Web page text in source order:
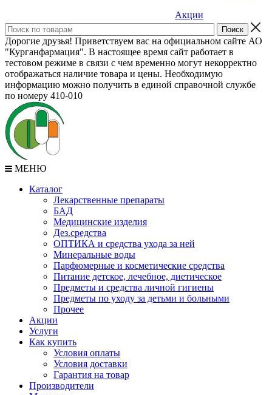
Акции
Дорогие друзья! Приветствуем вас на официальном сайте АО
"Курганфармация". В настоящее время сайт работает в
тестовом режиме в связи с чем временно могут некорректно
отображаться наличие товара и цены. Необходимую
информацию можно получить в единой справочной службе
по номеру 410-010
МЕНЮ
Каталог
Лекарственные препараты
БАД
Медицинские изделия
Дез.средства
ОПТИКА и средства ухода за ней
Минеральные воды
Парфюмерные и косметические средства
Питание детское, лечебное, диетическое
Предметы и средства личной гигиены
Предметы по уходу за детьми и больными
Прочее
Акции
Услуги
Как купить
Условия оплаты
Условия доставки
Гарантия на товар
Производители